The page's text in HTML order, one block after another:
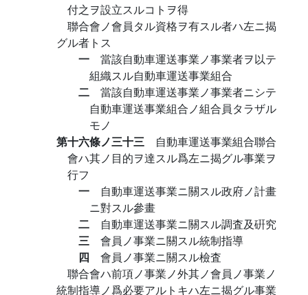
付之ヲ設立スルコトヲ得
聯合會ノ會員タル資格ヲ有スル者ハ左ニ揭
グル者トス
一 當該自動車運送事業ノ事業者ヲ以テ
組織スル自動車運送事業組合
二 當該自動車運送事業ノ事業者ニシテ
自動車運送事業組合ノ組合員タラザル
モノ
第十六條ノ三十三 自動車運送事業組合聯合
會ハ其ノ目的ヲ達スル爲左ニ揭グル事業ヲ
行フ
一 自動車運送事業ニ關スル政府ノ計畫
ニ對スル參畫
二 自動車運送事業ニ關スル調査及硏究
三 會員ノ事業ニ關スル統制指導
四 會員ノ事業ニ關スル檢査
聯合會ハ前項ノ事業ノ外其ノ會員ノ事業ノ
統制指導ノ爲必要アルトキハ左ニ揭グル事業